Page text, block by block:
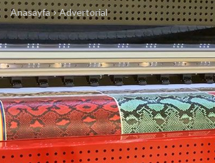
Anasayfa Advertorial